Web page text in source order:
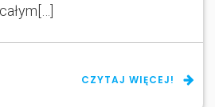
CZYTAJ WIĘCEJ!